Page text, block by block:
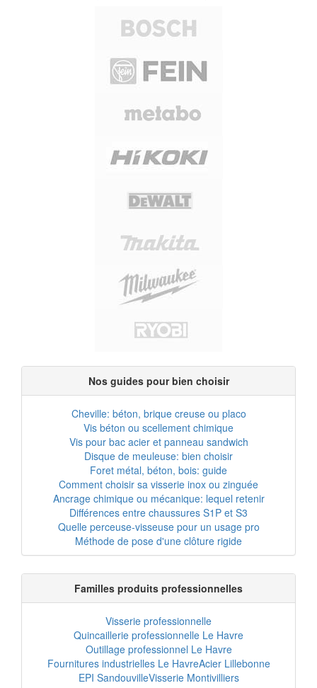
Nos guides pour bien choisir
Cheville: béton, brique creuse ou placo
Vis béton ou scellement chimique
Vis pour bac acier et panneau sandwich
Disque de meuleuse: bien choisir
Foret métal, béton, bois: guide
Comment choisir sa visserie inox ou zinguée
Ancrage chimique ou mécanique: lequel retenir
Différences entre chaussures S1P et S3
Quelle perceuse-visseuse pour un usage pro
Méthode de pose d'une clôture rigide
Familles produits professionnelles
Visserie professionnelle
Quincaillerie professionnelle Le Havre
Outillage professionnel Le Havre
Fournitures industrielles Le HavreAcier Lillebonne
EPI SandouvilleVisserie Montivilliers